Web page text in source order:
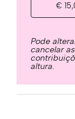
€
Pode
cancelar
altura.